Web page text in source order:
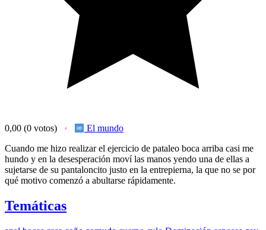
0,00 (0 votos)
El mundo
Cuando me hizo realizar el ejercicio de pataleo boca arriba casi me
hundo y en la desesperación moví las manos yendo una de ellas a
sujetarse de su pantaloncito justo en la entrepierna, la que no se por
qué motivo comenzó a abultarse rápidamente.
Temáticas